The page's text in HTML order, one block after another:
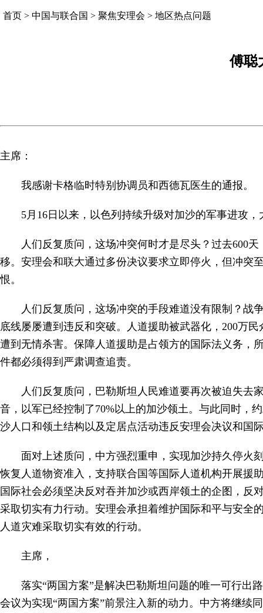
首页 > 中国与联合国 > 聚焦安理会 > 地区热点问题
傅聪
主席：
我感谢卡格临时特别协调员和西德瓦医生的通报。
5月16日以来，以色列持续升级对加沙的军事进攻
人们反复质问，这场冲突何时才是尽头？过去600
移。安理会和联大通过多份决议要求立即停火，但冲突
恨。
人们反复质问，这场冲突的手段难道没有限制？战
底线屡屡遭到违反和突破。人道援助被武器化，200万
遭到无情杀害。保障人道援助是占领方的国际法义务，
件都必须得到严肃调查追责。
人们反复质问，巴勒斯坦人民难道要再次被迫失去
音，以军已经控制了70%以上的加沙领土。与此同时，
沙人口和领土结构以及定居点活动违反安理会决议和国
面对上述质问，中方强烈重申，实现加沙持久停火
恢复人道物资准入，支持联合国等国际人道机构开展援
国际社会必须坚决反对吞并加沙或西岸领土的企图，反
采取切实有力行动。安理会承担着维护国际和平与安全
人道灾难采取切实有效的行动。
主席，
落实“两国方案”是解决巴勒斯坦问题的唯一可行出
会议为实现“两国方案”前景注入新的动力。中方将继续